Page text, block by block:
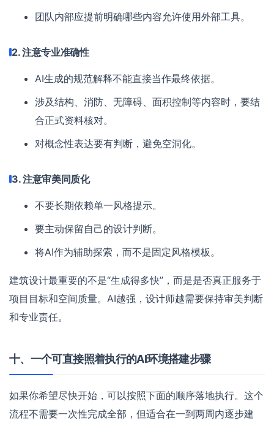
团队内部应提前明确哪些内容允许使用外部工具。
2. 注意专业准确性
AI生成的规范解释不能直接当作最终依据。
涉及结构、消防、无障碍、面积控制等内容时，要结
合正式资料核对。
对概念性表达要有判断，避免空洞化。
3. 注意审美同质化
不要长期依赖单一风格提示。
要主动保留自己的设计判断。
将AI作为辅助探索，而不是固定风格模板。
建筑设计最重要的不是“生成得多快”，而是是否真正服务于
项目目标和空间质量。AI越强，设计师越需要保持审美判断
和专业责任。
十、一个可直接照着执行的AI环境搭建步骤
如果你希望尽快开始，可以按照下面的顺序落地执行。这个
流程不需要一次性完成全部，但适合在一到两周内逐步建